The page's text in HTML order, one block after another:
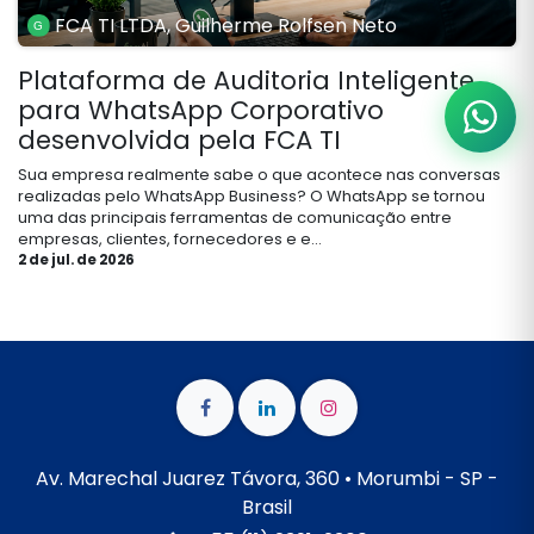
FCA TI LTDA, Guilherme Rolfsen Neto
Plataforma de Auditoria Inteligente
para WhatsApp Corporativo
desenvolvida pela FCA TI
Sua empresa realmente sabe o que acontece nas conversas
realizadas pelo WhatsApp Business? O WhatsApp se tornou
uma das principais ferramentas de comunicação entre
empresas, clientes, fornecedores e e...
2 de jul. de 2026
Av. Marechal Juarez Távora, 360 • Morumbi - SP -
Brasil